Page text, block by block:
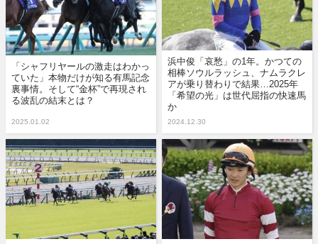
「シャフリヤールの激走はわかっ
ていた」本物だけが知る有馬記念
裏事情。そして“金杯”で再現され
る波乱の結末とは？
2025.01.02
浜中俊「哀愁」の1年。かつての
相棒ソウルラッシュ、ナムラクレ
アが乗り替わりで結果…2025年
「希望の光」は世代屈指の快速馬
か
2024.12.30